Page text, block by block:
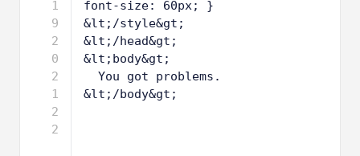
6
1
7
1
8
1
9
2
0
2
1
2
body { padding: 20px;
background: red; color: white;
font-size: 60px; }
&lt;/style&gt;
&lt;/head&gt;
&lt;body&gt;